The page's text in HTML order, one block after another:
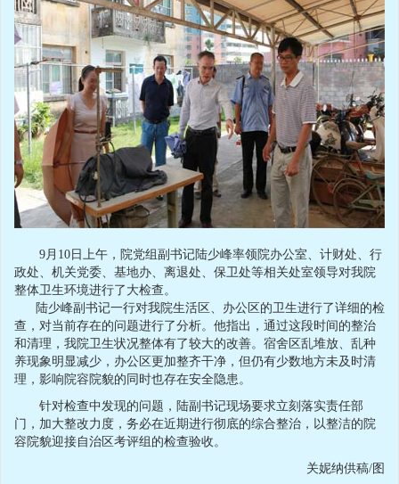
9 月 10 日上午，院党组副书记陆少峰率领院办公室、计财处、行
政处、机关党委、基地办、离退处、保卫处等相关处室领导对我院
整体卫生环境进行了大检查。
陆少峰副书记一行对我院生活区、办公区的卫生进行了详细的检
查，对当前存在的问题进行了分析。他指出，通过这段时间的整治
和清理，我院卫生状况整体有了较大的改善。宿舍区乱堆放、乱种
养现象明显减少，办公区更加整齐干净，但仍有少数地方未及时清
理，影响院容院貌的同时也存在安全隐患。
针对检查中发现的问题，陆副书记现场要求立刻落实责任部
门，加大整改力度，务必在近期进行彻底的综合整治，以整洁的院
容院貌迎接自治区考评组的检查验收。
关妮纳供稿/图